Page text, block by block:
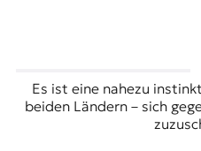
Es ist eine nahezu
beiden Ländern – sich